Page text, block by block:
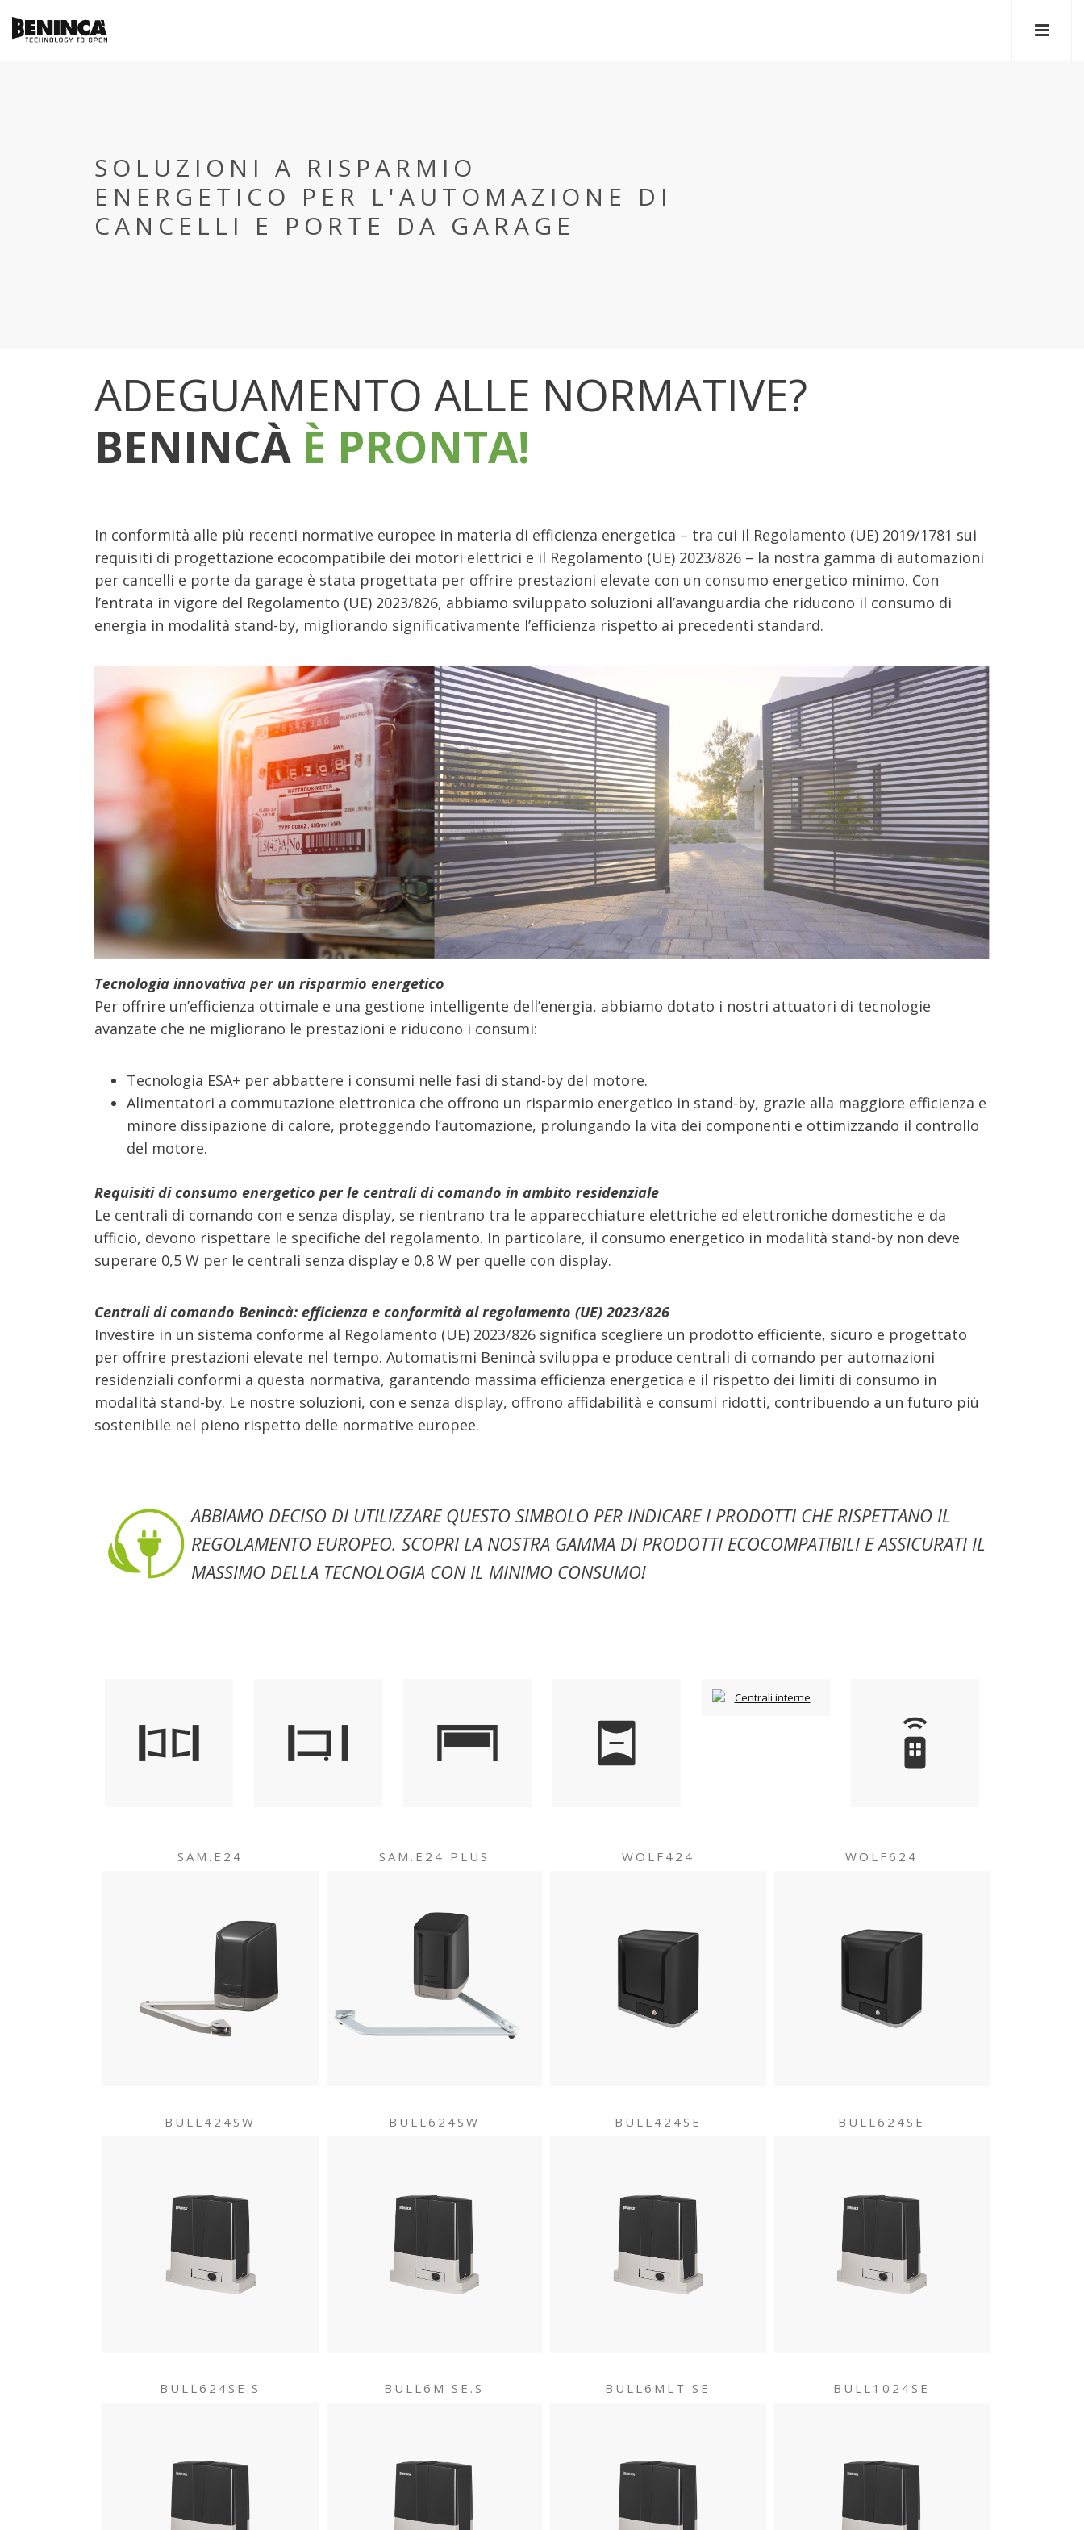
SOLUZIONI A RISPARMIO
ENERGETICO PER L'AUTOMAZIONE DI
CANCELLI E PORTE DA GARAGE
ADEGUAMENTO ALLE NORMATIVE?
BENINCÀ È PRONTA!
In conformità alle più recenti normative europee in materia di efficienza energetica – tra cui il Regolamento (UE) 2019/1781 sui
requisiti di progettazione ecocompatibile dei motori elettrici e il Regolamento (UE) 2023/826 – la nostra gamma di automazioni
per cancelli e porte da garage è stata progettata per offrire prestazioni elevate con un consumo energetico minimo. Con
l’entrata in vigore del Regolamento (UE) 2023/826, abbiamo sviluppato soluzioni all’avanguardia che riducono il consumo di
energia in modalità stand-by, migliorando significativamente l’efficienza rispetto ai precedenti standard.
Tecnologia innovativa per un risparmio energetico
Per offrire un’efficienza ottimale e una gestione intelligente dell’energia, abbiamo dotato i nostri attuatori di tecnologie
avanzate che ne migliorano le prestazioni e riducono i consumi:
Tecnologia ESA+ per abbattere i consumi nelle fasi di stand-by del motore.
Alimentatori a commutazione elettronica che offrono un risparmio energetico in stand-by, grazie alla maggiore efficienza e
minore dissipazione di calore, proteggendo l’automazione, prolungando la vita dei componenti e ottimizzando il controllo
del motore.
Requisiti di consumo energetico per le centrali di comando in ambito residenziale
Le centrali di comando con e senza display, se rientrano tra le apparecchiature elettriche ed elettroniche domestiche e da
ufficio, devono rispettare le specifiche del regolamento. In particolare, il consumo energetico in modalità stand-by non deve
superare 0,5 W per le centrali senza display e 0,8 W per quelle con display.
Centrali di comando Benincà: efficienza e conformità al regolamento (UE) 2023/826
Investire in un sistema conforme al Regolamento (UE) 2023/826 significa scegliere un prodotto efficiente, sicuro e progettato
per offrire prestazioni elevate nel tempo. Automatismi Benincà sviluppa e produce centrali di comando per automazioni
residenziali conformi a questa normativa, garantendo massima efficienza energetica e il rispetto dei limiti di consumo in
modalità stand-by. Le nostre soluzioni, con e senza display, offrono affidabilità e consumi ridotti, contribuendo a un futuro più
sostenibile nel pieno rispetto delle normative europee.
ABBIAMO DECISO DI UTILIZZARE QUESTO SIMBOLO PER INDICARE I PRODOTTI CHE RISPETTANO IL
REGOLAMENTO EUROPEO. SCOPRI LA NOSTRA GAMMA DI PRODOTTI ECOCOMPATIBILI E ASSICURATI IL
MASSIMO DELLA TECNOLOGIA CON IL MINIMO CONSUMO!
SAM.E24 SAM.E24 PLUS WOLF424 WOLF624
BULL424SW BULL624SW BULL424SE BULL624SE
BULL624SE.S BULL6M SE.S BULL6MLT SE BULL1024SE